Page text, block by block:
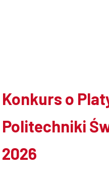
Konkurs o
Politechniki
2026Sklep PŚk